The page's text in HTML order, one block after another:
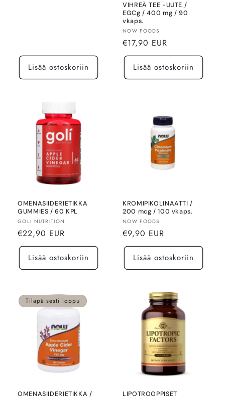
Lisää ostoskoriin
VIHREÄ TEE -UUTE /
EGCg / 400 mg / 90
vkaps.
Myyjä:
NOW FOODS
Normaalihinta
€17,90 EUR
Lisää ostoskoriin
OMENASIIDERIETIKKA
GUMMIES / 60 KPL
Myyjä:
GOLI NUTRITION
Normaalihinta
€22,90 EUR
Lisää ostoskoriin
KROMIPIKOLINAATTI /
200 mcg / 100 vkaps.
Myyjä:
NOW FOODS
Normaalihinta
€9,90 EUR
Lisää ostoskoriin
Tilapäisesti loppu
OMENASIIDERIETIKKA / LIPOTROOPPISET